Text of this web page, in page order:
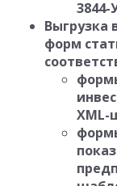
3844-
Выгрузка
форм
XML-